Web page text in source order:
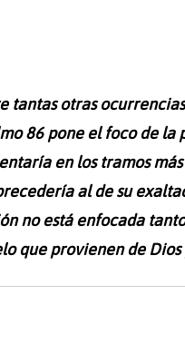
tantas otras
86 pone el foco de
en los tramos
al de su
no está enfocada
que provienen de